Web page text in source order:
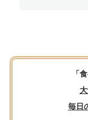
「
毎日